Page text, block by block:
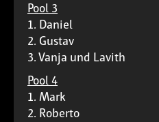
Pool 3
1. Daniel
2. Gustav
3. Vanja und Lavith
Pool 4
1. Mark
2. Roberto